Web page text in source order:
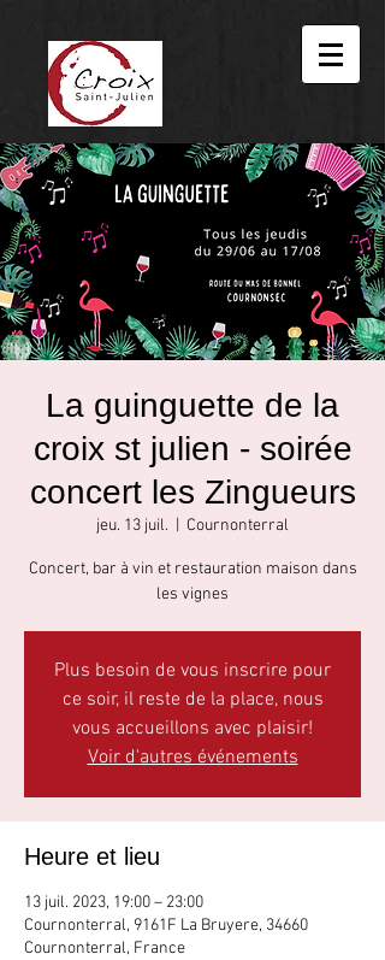
La guinguette de la
croix st julien - soirée
concert les Zingueurs
jeu. 13 juil. Cournonterral
Concert, bar à vin et restauration maison dans
les vignes
Plus besoin de vous inscrire pour
ce soir, il reste de la place, nous
vous accueillons avec plaisir!
Voir d'autres événements
Heure et lieu
13 juil. 2023, 19:00 – 23:00
Cournonterral, 9161F La Bruyere, 34660
Cournonterral, France